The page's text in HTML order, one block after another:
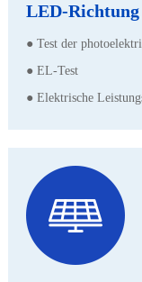
LED-Richtung
● Test der
● EL-Test
● Elektrische